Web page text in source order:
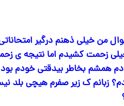
من خیلی ذهنم درگیر
زحمت کشیدم اما نتیجه ی
زبانم ک زیر صفرم هیچی بلد